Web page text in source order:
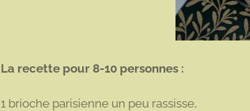
La recette pour 8-10 personnes :
1 brioche parisienne un peu rassisse,